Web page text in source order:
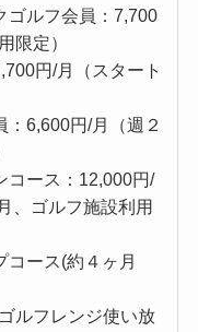
ゴルフ会員：7,700
限定）
円/月（スタート
：6,600円/月（週２
コース：12,000円/
、ゴルフ施設利用
コース(約４ヶ月
ルフレンジ使い放